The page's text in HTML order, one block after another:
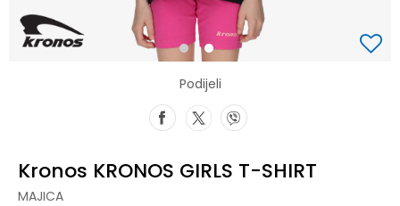
1 2
Podijeli
Kronos KRONOS GIRLS T-SHIRT
MAJICA